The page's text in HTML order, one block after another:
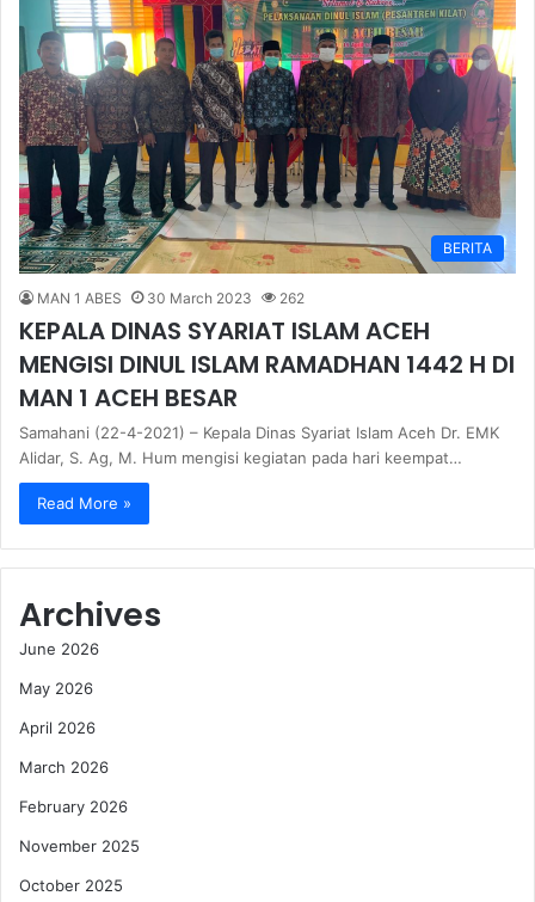
BERITA
MAN 1 ABES 30 March 2023 262
KEPALA DINAS SYARIAT ISLAM ACEH
MENGISI DINUL ISLAM RAMADHAN 1442 H DI
MAN 1 ACEH BESAR
Samahani (22-4-2021) – Kepala Dinas Syariat Islam Aceh Dr. EMK
Alidar, S. Ag, M. Hum mengisi kegiatan pada hari keempat…
Read More »
Archives
June 2026
May 2026
April 2026
March 2026
February 2026
November 2025
October 2025